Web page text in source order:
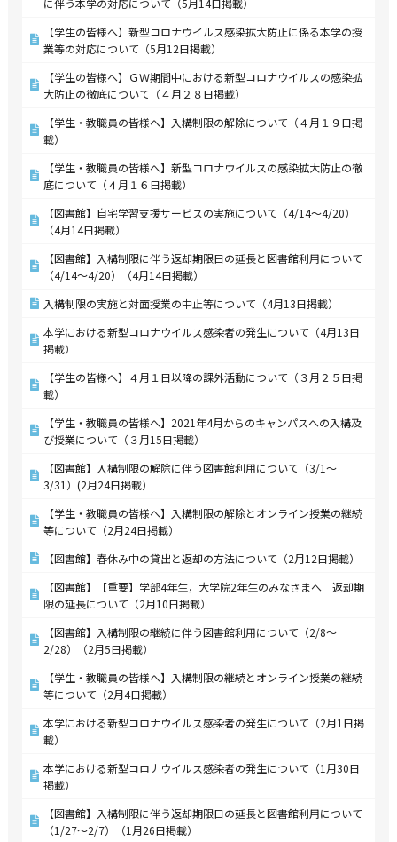
に伴う本学の対応について（5月14日掲載）
【学生の皆様へ】新型コロナウイルス感染拡大防止に係る本学の授
業等の対応について（5月12日掲載）
【学生の皆様へ】ＧＷ期間中における新型コロナウイルスの感染拡
大防止の徹底について（４月２８日掲載）
【学生・教職員の皆様へ】入構制限の解除について（４月１９日掲
載）
【学生・教職員の皆様へ】新型コロナウイルスの感染拡大防止の徹
底について（４月１６日掲載）
【図書館】自宅学習支援サービスの実施について（4/14～4/20）
（4月14日掲載）
【図書館】入構制限に伴う返却期限日の延長と図書館利用について
（4/14～4/20）（4月14日掲載）
入構制限の実施と対面授業の中止等について（4月13日掲載）
本学における新型コロナウイルス感染者の発生について（4月13日
掲載）
【学生の皆様へ】４月１日以降の課外活動について（３月２５日掲
載）
【学生・教職員の皆様へ】2021年4月からのキャンパスへの入構及
び授業について（３月15日掲載）
【図書館】入構制限の解除に伴う図書館利用について（3/1～
3/31）(2月24日掲載）
【学生・教職員の皆様へ】入構制限の解除とオンライン授業の継続
等について（2月24日掲載）
【図書館】春休み中の貸出と返却の方法について（2月12日掲載）
【図書館】【重要】学部4年生，大学院2年生のみなさまへ 返却期
限の延長について（2月10日掲載）
【図書館】入構制限の継続に伴う図書館利用について（2/8～
2/28）（2月5日掲載）
【学生・教職員の皆様へ】入構制限の継続とオンライン授業の継続
等について（2月4日掲載）
本学における新型コロナウイルス感染者の発生について（2月1日掲
載）
本学における新型コロナウイルス感染者の発生について（1月30日
掲載）
【図書館】入構制限に伴う返却期限日の延長と図書館利用について
（1/27～2/7）（1月26日掲載）